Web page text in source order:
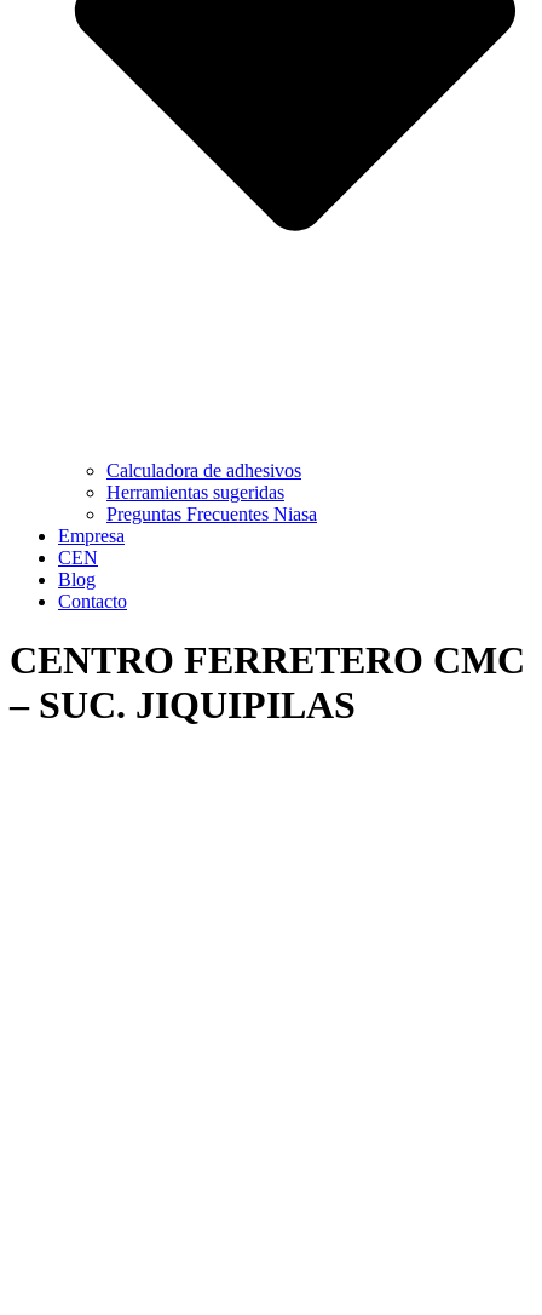
Calculadora de adhesivos
Herramientas sugeridas
Preguntas Frecuentes Niasa
Empresa
CEN
Blog
Contacto
CENTRO FERRETERO CMC
– SUC. JIQUIPILAS